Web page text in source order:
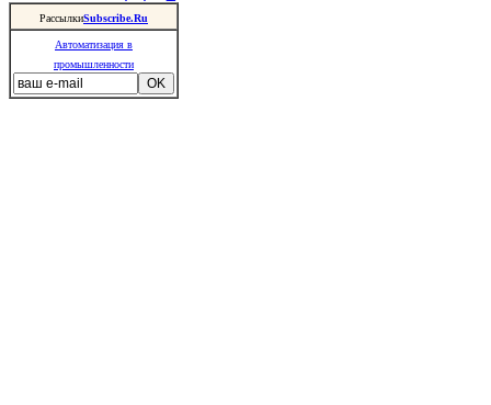
РассылкиSubscribe.Ru
Автоматизация в
промышленности